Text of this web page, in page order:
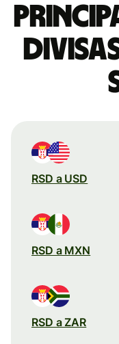
RSD a USD
RSD a MXN
RSD a ZAR